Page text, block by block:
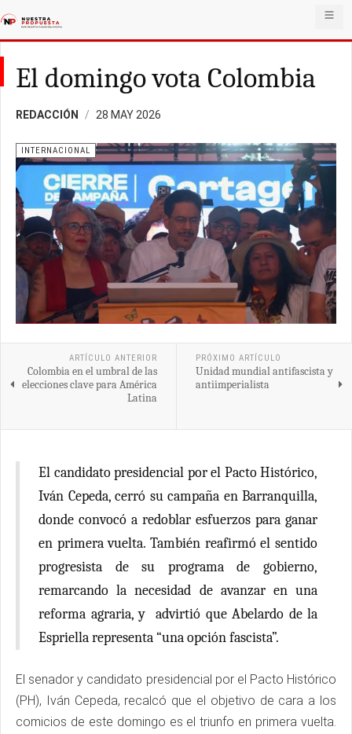
El domingo vota Colombia
REDACCIÓN 28 MAY 2026
INTERNACIONAL
ARTÍCULO ANTERIOR
Colombia en el umbral de las
elecciones clave para América
Latina
PRÓXIMO ARTÍCULO
Unidad mundial antifascista y
antiimperialista
El candidato presidencial por el Pacto Histórico,
Iván Cepeda, cerró su campaña en Barranquilla,
donde convocó a redoblar esfuerzos para ganar
en primera vuelta. También reafirmó el sentido
progresista de su programa de gobierno,
remarcando la necesidad de avanzar en una
reforma agraria, y advirtió que Abelardo de la
Espriella representa “una opción fascista”.
El senador y candidato presidencial por el Pacto Histórico
(PH), Iván Cepeda, recalcó que el objetivo de cara a los
comicios de este domingo es el triunfo en primera vuelta.